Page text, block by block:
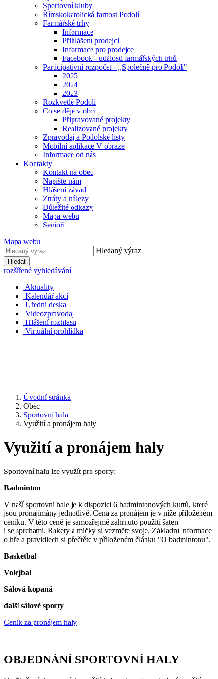
Sportovní kluby
Římskokatolická farnost Podolí
Farmářské trhy
Informace
Přihlášení prodejci
Informace pro prodejce
Facebook - události farmářských trhů
Participativní rozpočet - ,,Společně pro Podolí"
2025
2024
2023
Rozkvetlé Podolí
Co se děje v obci
Připravované projekty
Realizované projekty
Zpravodaj a Podolské listy
Mobilní aplikace V obraze
Informace od nás
Kontakty
Kontakt na obec
Napište nám
Hlášení závad
Ztráty a nálezy
Důležité odkazy
Mapa webu
Senioři
Mapa webu
Hledaný výraz
Hledat
rozšířené vyhledávání
Aktuality
Kalendář akcí
Úřední deska
Videozpravodaj
Hlášení rozhlasu
Virtuální prohlídka
Úvodní stránka
Obec
Sportovní hala
Využití a pronájem haly
Využití a pronájem haly
Sportovní halu lze využít pro sporty:
Badminton
V naší sportovní hale je k dispozici 6 badmintonových kurtů, které
jsou pronajímány jednotlivě. Cena za pronájem je v níže přiloženém
ceníku. V této ceně je samozřejmě zahrnuto použití šaten
i se sprchami. Rakety a míčky si vezměte svoje. Základní informace
o hře a pravidlech si přečtěte v přiloženém článku "O badmintonu".
Basketbal
Volejbal
Sálová kopaná
další sálové sporty
Ceník za pronájem haly
OBJEDNÁNÍ SPORTOVNÍ HALY